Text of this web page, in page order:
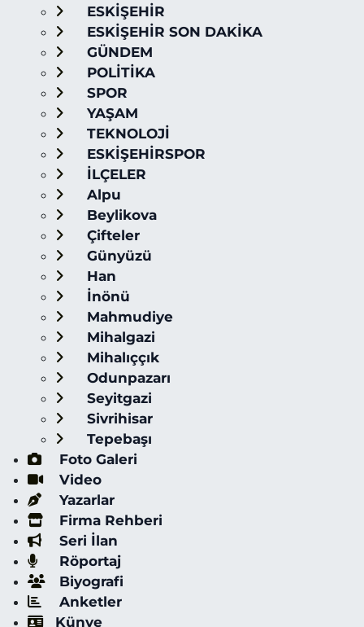
ESKİŞEHİR
ESKİŞEHİR SON DAKİKA
GÜNDEM
POLİTİKA
SPOR
YAŞAM
TEKNOLOJİ
ESKİŞEHİRSPOR
İLÇELER
Alpu
Beylikova
Çifteler
Günyüzü
Han
İnönü
Mahmudiye
Mihalgazi
Mihalıççık
Odunpazarı
Seyitgazi
Sivrihisar
Tepebaşı
Foto Galeri
Video
Yazarlar
Firma Rehberi
Seri İlan
Röportaj
Biyografi
Anketler
Künye